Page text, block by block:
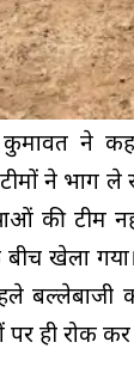
ने
ने भाग ले
की टीम
खेला
बल्लेबाजी
ही रोक